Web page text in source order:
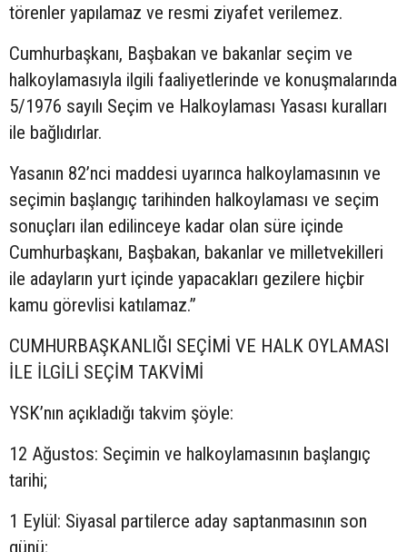
törenler yapılamaz ve resmi ziyafet verilemez.
Cumhurbaşkanı, Başbakan ve bakanlar seçim ve
halkoylamasıyla ilgili faaliyetlerinde ve konuşmalarında
5/1976 sayılı Seçim ve Halkoylaması Yasası kuralları
ile bağlıdırlar.
Yasanın 82’nci maddesi uyarınca halkoylamasının ve
seçimin başlangıç tarihinden halkoylaması ve seçim
sonuçları ilan edilinceye kadar olan süre içinde
Cumhurbaşkanı, Başbakan, bakanlar ve milletvekilleri
ile adayların yurt içinde yapacakları gezilere hiçbir
kamu görevlisi katılamaz.”
CUMHURBAŞKANLIĞI SEÇİMİ VE HALK OYLAMASI
İLE İLGİLİ SEÇİM TAKVİMİ
YSK’nın açıkladığı takvim şöyle:
12 Ağustos: Seçimin ve halkoylamasının başlangıç
tarihi;
1 Eylül: Siyasal partilerce aday saptanmasının son
günü;